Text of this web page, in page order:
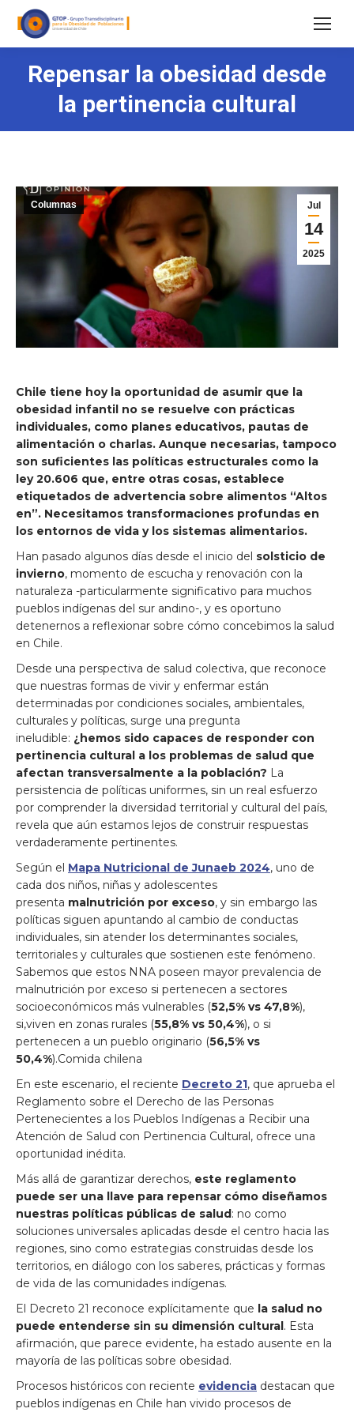
Repensar la obesidad desde
la pertinencia cultural
Jul
14
2025
Columnas
Chile tiene hoy la oportunidad de asumir que la
obesidad infantil no se resuelve con prácticas
individuales, como planes educativos, pautas de
alimentación o charlas. Aunque necesarias, tampoco
son suficientes las políticas estructurales como la
ley 20.606 que, entre otras cosas, establece
etiquetados de advertencia sobre alimentos “Altos
en”. Necesitamos transformaciones profundas en
los entornos de vida y los sistemas alimentarios.
Han pasado algunos días desde el inicio del solsticio de
invierno, momento de escucha y renovación con la
naturaleza -particularmente significativo para muchos
pueblos indígenas del sur andino-, y es oportuno
detenernos a reflexionar sobre cómo concebimos la salud
en Chile.
Desde una perspectiva de salud colectiva, que reconoce
que nuestras formas de vivir y enfermar están
determinadas por condiciones sociales, ambientales,
culturales y políticas, surge una pregunta
ineludible: ¿hemos sido capaces de responder con
pertinencia cultural a los problemas de salud que
afectan transversalmente a la población? La
persistencia de políticas uniformes, sin un real esfuerzo
por comprender la diversidad territorial y cultural del país,
revela que aún estamos lejos de construir respuestas
verdaderamente pertinentes.
Según el Mapa Nutricional de Junaeb 2024, uno de
cada dos niños, niñas y adolescentes
presenta malnutrición por exceso, y sin embargo las
políticas siguen apuntando al cambio de conductas
individuales, sin atender los determinantes sociales,
territoriales y culturales que sostienen este fenómeno.
Sabemos que estos NNA poseen mayor prevalencia de
malnutrición por exceso si pertenecen a sectores
socioeconómicos más vulnerables (52,5% vs 47,8%),
si,viven en zonas rurales (55,8% vs 50,4%), o si
pertenecen a un pueblo originario (56,5% vs
50,4%).Comida chilena
En este escenario, el reciente Decreto 21, que aprueba el
Reglamento sobre el Derecho de las Personas
Pertenecientes a los Pueblos Indígenas a Recibir una
Atención de Salud con Pertinencia Cultural, ofrece una
oportunidad inédita.
Más allá de garantizar derechos, este reglamento
puede ser una llave para repensar cómo diseñamos
nuestras políticas públicas de salud: no como
soluciones universales aplicadas desde el centro hacia las
regiones, sino como estrategias construidas desde los
territorios, en diálogo con los saberes, prácticas y formas
de vida de las comunidades indígenas.
El Decreto 21 reconoce explícitamente que la salud no
puede entenderse sin su dimensión cultural. Esta
afirmación, que parece evidente, ha estado ausente en la
mayoría de las políticas sobre obesidad.
Procesos históricos con reciente evidencia destacan que
pueblos indígenas en Chile han vivido procesos de